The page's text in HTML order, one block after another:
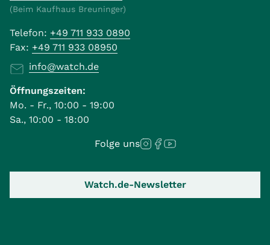
(Beim Kaufhaus Breuninger)
Telefon: +49 711 933 0890
Fax: +49 711 933 08950
info@watch.de
Öffnungszeiten:
Mo. - Fr., 10:00 - 19:00
Sa., 10:00 - 18:00
Folge uns
Watch.de-Newsletter